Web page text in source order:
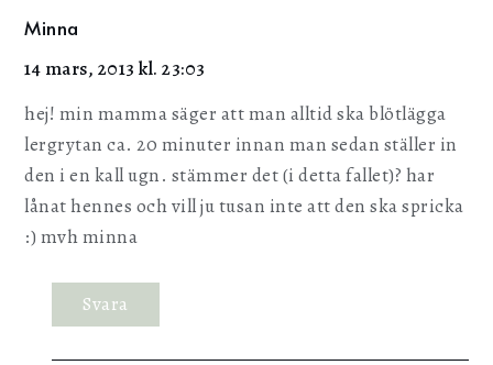
Minna
14 mars, 2013 kl. 23:03
hej! min mamma säger att man alltid ska blötlägga
lergrytan ca. 20 minuter innan man sedan ställer in
den i en kall ugn. stämmer det (i detta fallet)? har
lånat hennes och vill ju tusan inte att den ska spricka
:) mvh minna
Svara